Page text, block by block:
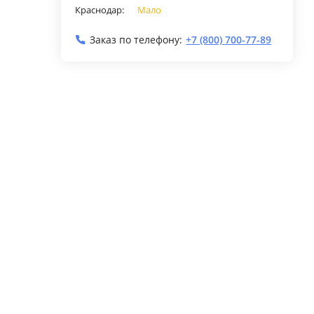
Краснодар: Мало
Заказ по телефону: +7 (800) 700-77-89